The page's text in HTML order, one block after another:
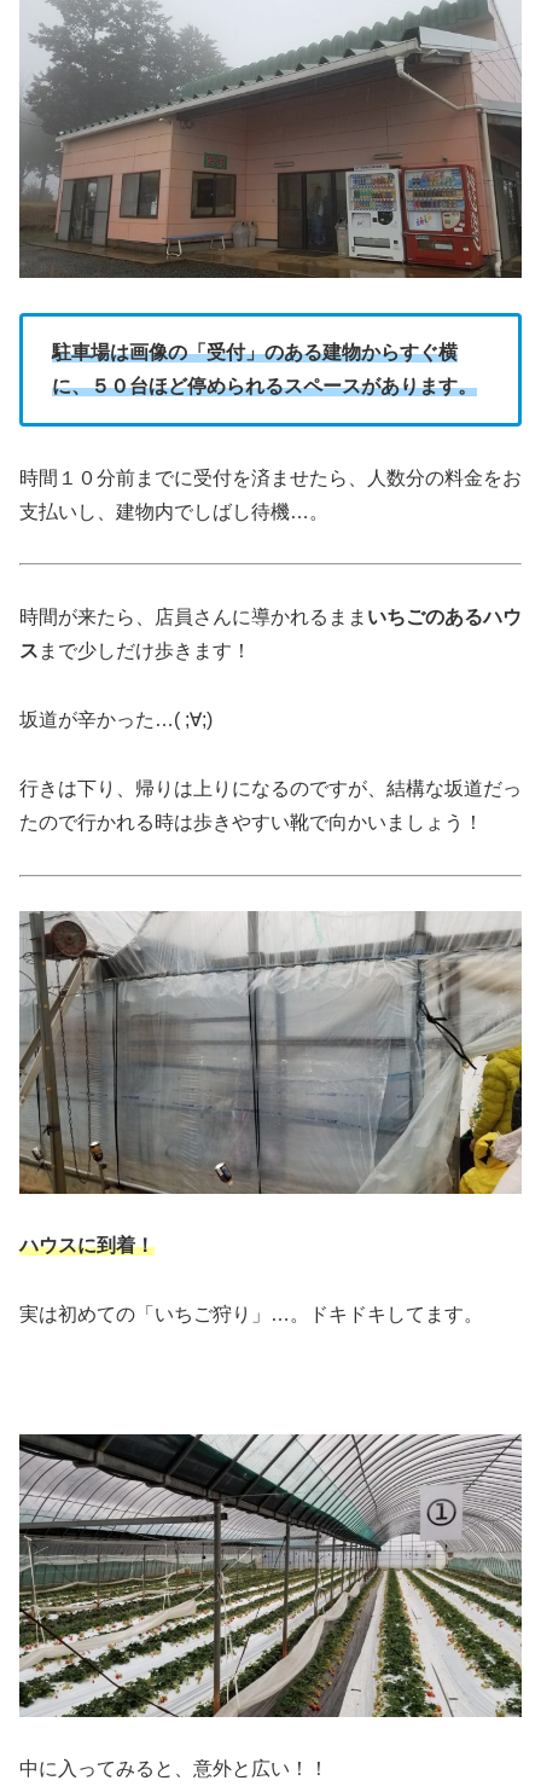
駐車場は画像の「受付」のある建物からすぐ横
に、５０台ほど停められるスペースがあります。
時間１０分前までに受付を済ませたら、人数分の料金をお
支払いし、建物内でしばし待機…。
時間が来たら、店員さんに導かれるまま いちごのあるハウ
ス まで少しだけ歩きます！
坂道が辛かった…( ;∀;)
行きは下り、帰りは上りになるのですが、結構な坂道だっ
たので行かれる時は歩きやすい靴で向かいましょう！
ハウスに到着！
実は初めての「いちご狩り」…。ドキドキしてます。
中に入ってみると、意外と広い！！